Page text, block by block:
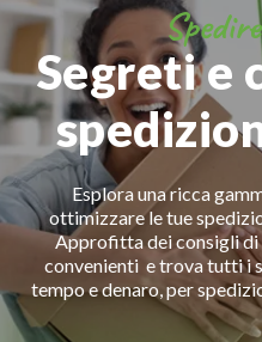
Segreti e
Esplora una ricca
ottimizzare le tue
Approfitta dei consigli
convenienti e trova tutti i
tempo e denaro, per